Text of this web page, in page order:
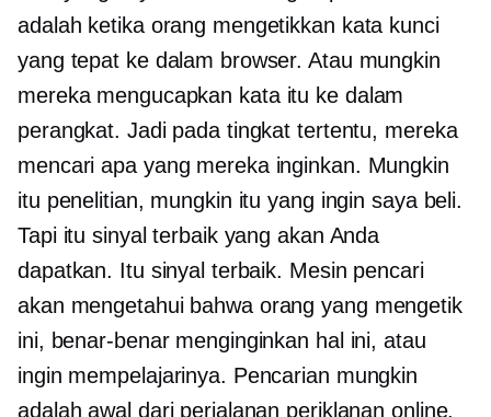
adalah ketika orang mengetikkan kata kunci
yang tepat ke dalam browser. Atau mungkin
mereka mengucapkan kata itu ke dalam
perangkat. Jadi pada tingkat tertentu, mereka
mencari apa yang mereka inginkan. Mungkin
itu penelitian, mungkin itu yang ingin saya beli.
Tapi itu sinyal terbaik yang akan Anda
dapatkan. Itu sinyal terbaik. Mesin pencari
akan mengetahui bahwa orang yang mengetik
ini, benar-benar menginginkan hal ini, atau
ingin mempelajarinya. Pencarian mungkin
adalah awal dari perjalanan periklanan online.